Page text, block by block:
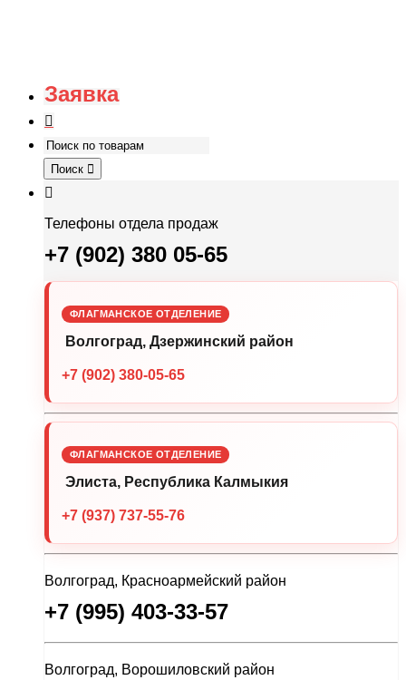
Заявка
Поиск
Телефоны отдела продаж
+7 (902) 380 05-65
ФЛАГМАНСКОЕ ОТДЕЛЕНИЕ
Волгоград, Дзержинский район
+7 (902) 380-05-65
ФЛАГМАНСКОЕ ОТДЕЛЕНИЕ
Элиста, Республика Калмыкия
+7 (937) 737-55-76
Волгоград, Красноармейский район
+7 (995) 403-33-57
Волгоград, Ворошиловский район